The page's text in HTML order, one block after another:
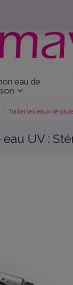
eau de
Traiter les eaux de
eau UV :